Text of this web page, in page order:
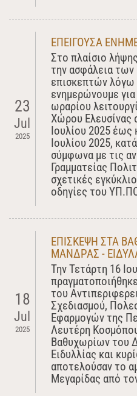
23
Jul
2025
ΕΠΕΙΓΟΥΣΑ
Στο πλαίσιο
την ασφάλεια
επισκεπτών
ενημερώνουμε
ωραρίου
Χώρου Ελευσίνας
Ιουλίου 2025 έως
Ιουλίου 2025,
σύμφωνα με τις
Γραμματείας
σχετικές
οδηγίες του
18
Jul
2025
ΕΠΙΣΚΕΨΗ ΣΤΑ
ΜΑΝΔΡΑΣ -
Την Τετάρτη 16
του
Σχεδιασμού,
Εφαρμογών της
Λευτέρη
Βαθυχωρίων του
Ειδυλλίας και
αποτελούσαν το
Μεγαρίδας από